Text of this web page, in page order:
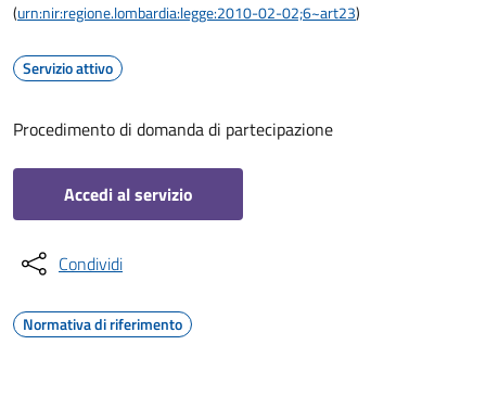
(urn:nir:regione.lombardia:legge:2010-02-02;6~art23)
Servizio attivo
Procedimento di domanda di partecipazione
Accedi al servizio
Condividi
Normativa di riferimento